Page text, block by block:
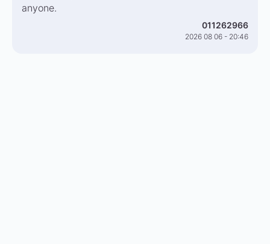
anyone.
011262966
2026 08 06 - 20:46